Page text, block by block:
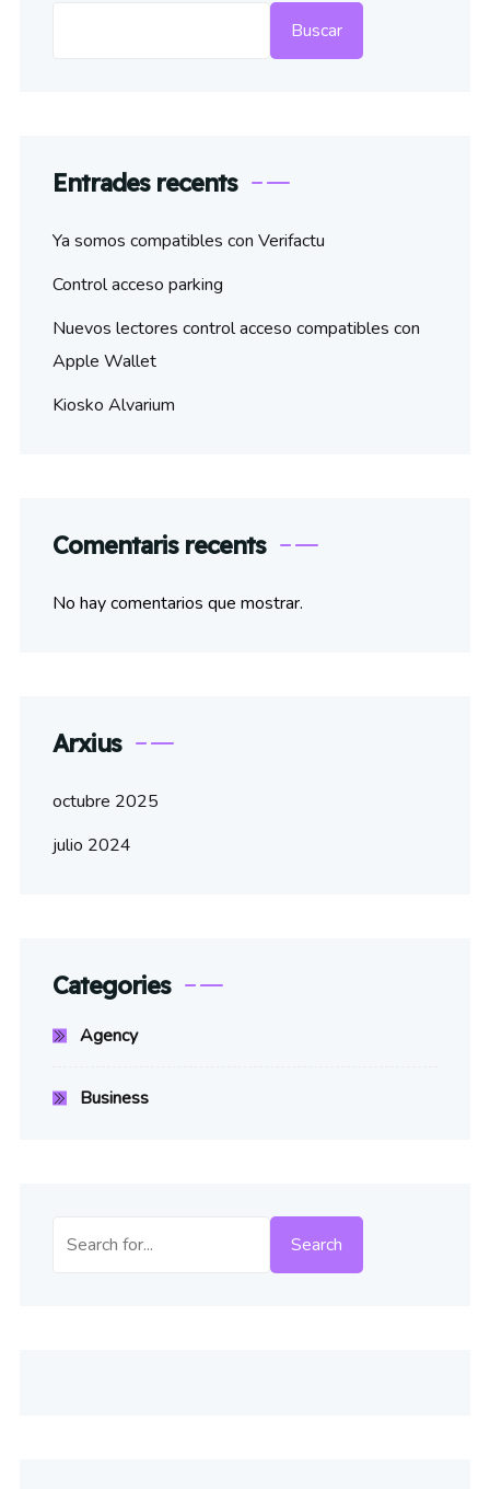
Buscar
Entrades recents
Ya somos compatibles con Verifactu
Control acceso parking
Nuevos lectores control acceso compatibles con
Apple Wallet
Kiosko Alvarium
Comentaris recents
No hay comentarios que mostrar.
Arxius
octubre 2025
julio 2024
Categories
Agency
Business
Search